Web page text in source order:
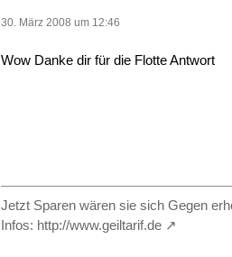
30. März 2008 um 12:46
Wow Danke dir für die Flotte Antwort
Jetzt Sparen wären sie sich Gegen
Infos: http://www.geiltarif.de